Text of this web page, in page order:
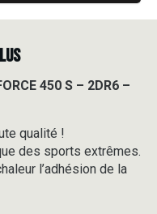
450 S – 2DR6 –
qualité !
des sports extrêmes.
l’adhésion de la